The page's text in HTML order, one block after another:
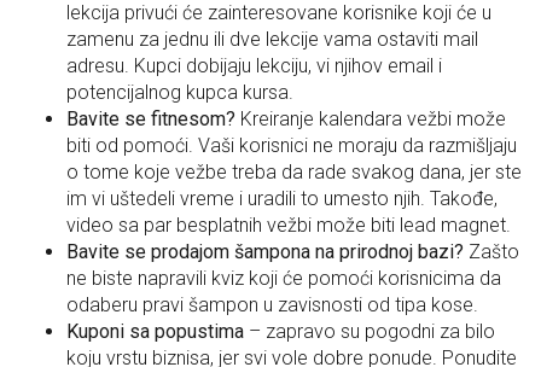
lekcija privući će zainteresovane korisnike koji će u
zamenu za jednu ili dve lekcije vama ostaviti mail
adresu. Kupci dobijaju lekciju, vi njihov email i
potencijalnog kupca kursa.
Bavite se fitnesom? Kreiranje kalendara vežbi može
biti od pomoći. Vaši korisnici ne moraju da razmišljaju
o tome koje vežbe treba da rade svakog dana, jer ste
im vi uštedeli vreme i uradili to umesto njih. Takođe,
video sa par besplatnih vežbi može biti lead magnet.
Bavite se prodajom šampona na prirodnoj bazi? Zašto
ne biste napravili kviz koji će pomoći korisnicima da
odaberu pravi šampon u zavisnosti od tipa kose.
Kuponi sa popustima – zapravo su pogodni za bilo
koju vrstu biznisa, jer svi vole dobre ponude. Ponudite